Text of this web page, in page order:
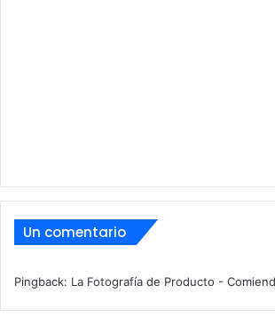
Un comentario
Pingback: La Fotografía de Producto -